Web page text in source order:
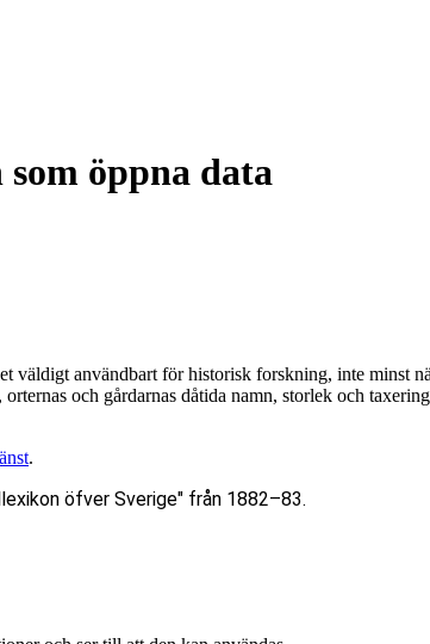
som öppna data
väldigt användbart för historisk forskning, inte
och gårdarnas dåtida namn, storlek och
.
öfver Sverige" från 1882–83.